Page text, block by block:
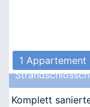
1 Appartement
Komplett